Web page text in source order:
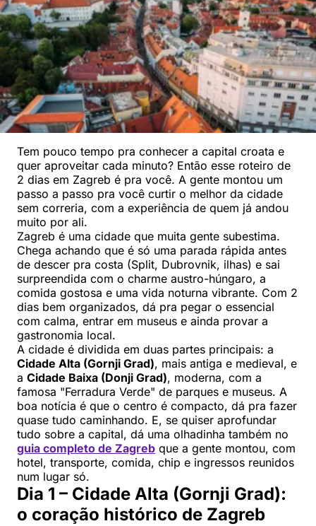
Tem pouco tempo pra conhecer a capital croata e
quer aproveitar cada minuto? Então esse roteiro de
2 dias em Zagreb é pra você. A gente montou um
passo a passo pra você curtir o melhor da cidade
sem correria, com a experiência de quem já andou
muito por ali.
Zagreb é uma cidade que muita gente subestima.
Chega achando que é só uma parada rápida antes
de descer pra costa (Split, Dubrovnik, ilhas) e sai
surpreendida com o charme austro-húngaro, a
comida gostosa e uma vida noturna vibrante. Com 2
dias bem organizados, dá pra pegar o essencial
com calma, entrar em museus e ainda provar a
gastronomia local.
A cidade é dividida em duas partes principais: a
Cidade Alta (Gornji Grad), mais antiga e medieval, e
a Cidade Baixa (Donji Grad), moderna, com a
famosa "Ferradura Verde" de parques e museus. A
boa notícia é que o centro é compacto, dá pra fazer
quase tudo caminhando. E, se quiser aprofundar
tudo sobre a capital, dá uma olhadinha também no
guia completo de Zagreb que a gente montou, com
hotel, transporte, comida, chip e ingressos reunidos
num lugar só.
Dia 1 – Cidade Alta (Gornji Grad):
o coração histórico de Zagreb